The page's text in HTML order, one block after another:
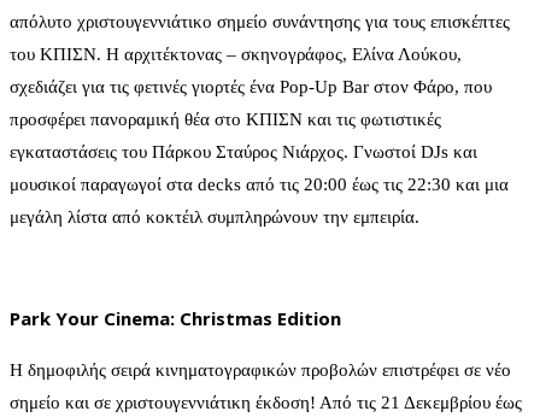
απόλυτο χριστουγεννιάτικο σημείο συνάντησης για τους επισκέπτες
του ΚΠΙΣΝ. Η αρχιτέκτονας – σκηνογράφος, Ελίνα Λούκου,
σχεδιάζει για τις φετινές γιορτές ένα Pop-Up Bar στον Φάρο, που
προσφέρει πανοραμική θέα στο ΚΠΙΣΝ και τις φωτιστικές
εγκαταστάσεις του Πάρκου Σταύρος Νιάρχος. Γνωστοί DJs και
μουσικοί παραγωγοί στα decks από τις 20:00 έως τις 22:30 και μια
μεγάλη λίστα από κοκτέιλ συμπληρώνουν την εμπειρία.
Park Your Cinema: Christmas Edition
Η δημοφιλής σειρά κινηματογραφικών προβολών επιστρέφει σε νέο
σημείο και σε χριστουγεννιάτικη έκδοση! Από τις 21 Δεκεμβρίου έως